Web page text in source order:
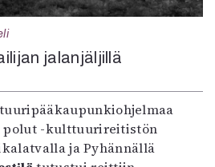
jalanjäljillä
polut -kulttuurireitistön
ja Pyhännällä